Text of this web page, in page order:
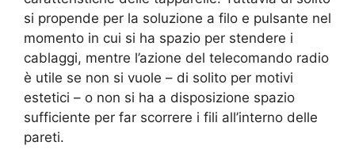
si propende per la soluzione a filo e pulsante nel
momento in cui si ha spazio per stendere i
cablaggi, mentre l’azione del telecomando radio
è utile se non si vuole – di solito per motivi
estetici – o non si ha a disposizione spazio
sufficiente per far scorrere i fili all’interno delle
pareti.